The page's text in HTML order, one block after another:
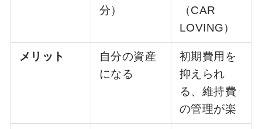
分）
（CAR
LOVING）
メリット
自分の資産
になる
初期費用を
抑えられ
る、維持費
の管理が楽